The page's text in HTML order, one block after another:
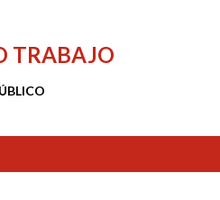
TRABAJO